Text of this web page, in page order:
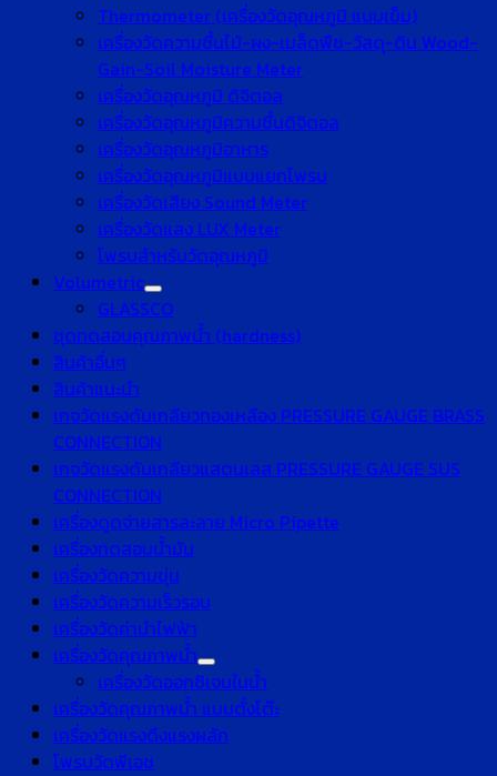
Thermometer (เครื่องวัดอุณหภูมิ แบบเข็ม)
เครื่องวัดความชื้นไม้-ผง-เมล็ดพืช-วัสดุ-ดิน Wood-
Gain-Soil Moisture Meter
เครื่องวัดอุณหภูมิ ดิจิตอล
เครื่องวัดอุณหภูมิความชื้นดิจิตอล
เครื่องวัดอุณหภูมิอาหาร
เครื่องวัดอุณหภูมิแบบแยกโพรบ
เครื่องวัดเสียง Sound Meter
เครื่องวัดแสง LUX Meter
โพรบสำหรับวัดอุณหภูมิ
Volumetric
GLASSCO
ชุดทดสอบคุณภาพน้ำ (hardness)
สินค้าอื่นๆ
สินค้าแนะนำ
เกจวัดแรงดันเกลียวทองเหลือง PRESSURE GAUGE BRASS
CONNECTION
เกจวัดแรงดันเกลียวแสตนเลส PRESSURE GAUGE SUS
CONNECTION
เครื่องดูดจ่ายสารละลาย Micro Pipette
เครื่องทดสอบน้ำมัน
เครื่องวัดความขุ่น
เครื่องวัดความเร็วรอบ
เครื่องวัดค่านำไฟฟ้า
เครื่องวัดคุณภาพน้ำ
เครื่องวัดออกซิเจนในน้ำ
เครื่องวัดคุณภาพน้ำ แบบตั้งโต๊ะ
เครื่องวัดแรงดึงแรงผลัก
โพรบวัดพีเอช